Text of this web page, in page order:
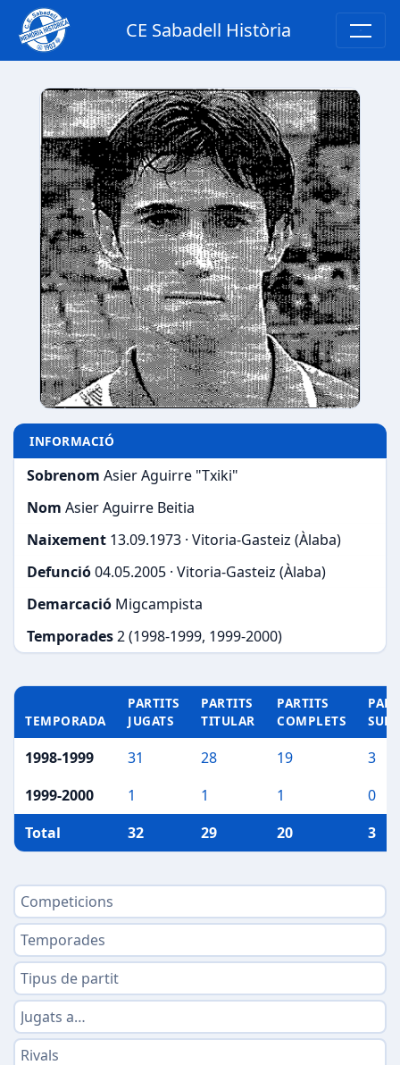
CE Sabadell Història
INFORMACIÓ
Sobrenom Asier Aguirre "Txiki"
Nom Asier Aguirre Beitia
Naixement 13.09.1973 · Vitoria-Gasteiz (Àlaba)
Defunció04.05.2005 · Vitoria-Gasteiz (Àlaba)
Demarcació Migcampista
Temporades2 (1998-1999, 1999-2000)
TEMPORADA
PARTITS
JUGATS
PARTITS
TITULAR
PARTITS
COMPLETS
1998-1999 31 28 19
3
1999-2000
1 1 1
0
Total
32 29 20 3